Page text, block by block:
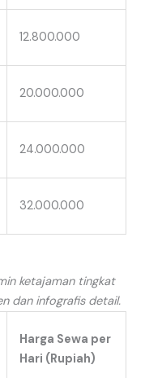
12.800.000
20.000.000
24.000.000
32.000.000
ketajaman tingkat
dan infografis detail.
Harga Sewa per
Hari (Rupiah)